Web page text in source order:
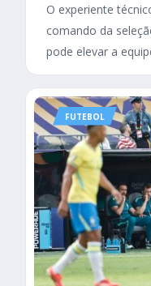
O experiente
comando da
pode elevar a
FUTEBOL